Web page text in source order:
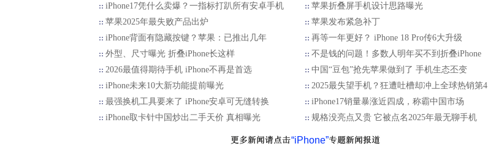
iPhone17凭什么卖爆？一指标打趴所有安卓手机
苹果折叠屏手机设计思路曝光
苹果2025年最失败产品出炉
苹果发布紧急补丁
iPhone背面有隐藏按键？苹果：已推出几年
再等一年更好？ iPhone 18 Pro传6大升级
外型、尺寸曝光 折叠iPhone长这样
不是钱的问题！多数人明年买不到折叠iPhone
2026最值得期待手机 iPhone不再是首选
中国“豆包”抢先苹果做到了 手机生态丕变
iPhone未来10大新功能提前曝光
2025最失望手机？狂遭吐槽却冲上全球热销第4
最强换机工具要来了 iPhone安卓可无缝转换
iPhone17销量暴涨近四成，称霸中国市场
iPhone取卡针中国炒出二手天价 真相曝光
规格没亮点又贵 它被点名2025年最无聊手机
“iPhone”